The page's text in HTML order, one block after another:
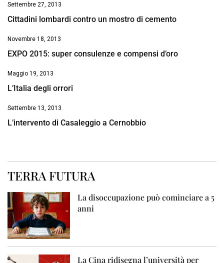
Settembre 27, 2013
Cittadini lombardi contro un mostro di cemento
Novembre 18, 2013
EXPO 2015: super consulenze e compensi d’oro
Maggio 19, 2013
L’Italia degli orrori
Settembre 13, 2013
L’intervento di Casaleggio a Cernobbio
TERRA FUTURA
La disoccupazione può cominciare a 5
anni
La Cina ridisegna l’università per